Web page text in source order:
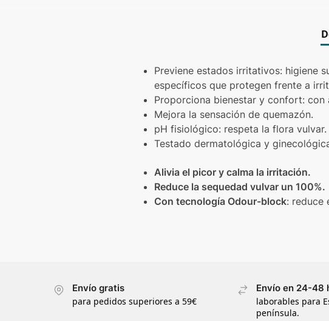
Previene estados irritativos: higiene
específicos que protegen frente a
Proporciona bienestar y confort:
Mejora la sensación de quemazón.
pH fisiológico: respeta la flora vulvar.
Testado dermatológica y
Alivia el picor y calma la irritación.
Reduce la sequedad vulvar un 100%.
Con tecnología Odour-block: reduce
Envío gratis
para pedidos superiores a 59€
Envío en 24-48
laborables para
península.